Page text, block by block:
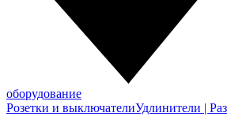
оборудование
Розетки и выключателиУдлинители |